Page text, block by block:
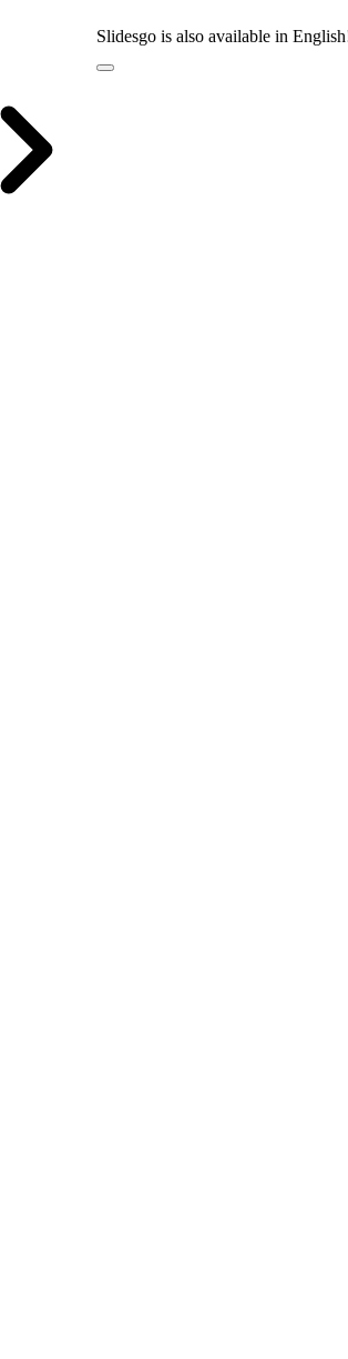
Slidesgo is also available in